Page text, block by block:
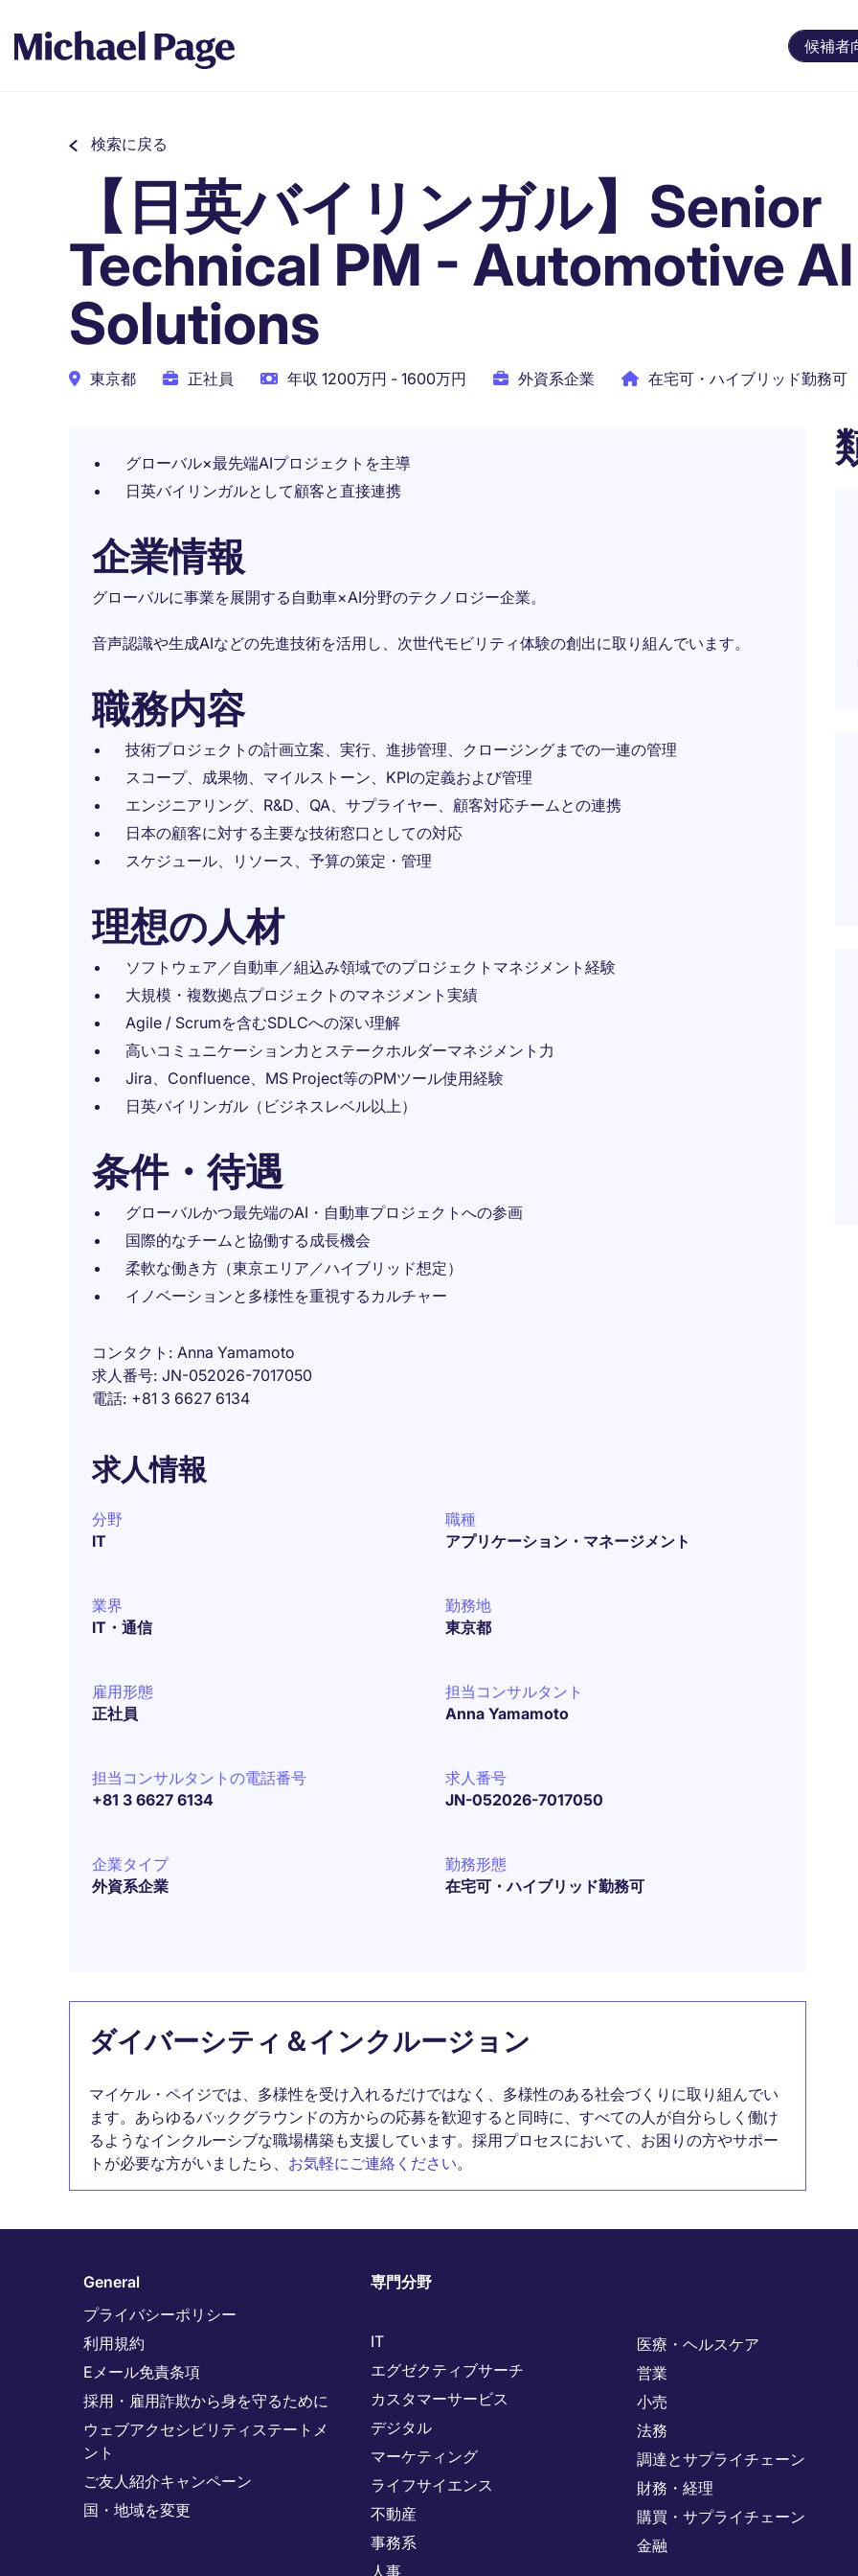
候補者
検索に戻る
【日英バイリンガル】Senior
Technical PM - Automotive AI
Solutions
東京都 正社員 年収 1200万円 - 1600万円 外資系企業 在宅可・ハイブリッド勤務可
グローバル×最先端AIプロジェクトを主導
日英バイリンガルとして顧客と直接連携
企業情報
グローバルに事業を展開する自動車×AI分野のテクノロジー企業。
音声認識や生成AIなどの先進技術を活用し、次世代モビリティ体験の創出に取り組んでいます。
職務内容
技術プロジェクトの計画立案、実行、進捗管理、クロージングまでの一連の管理
スコープ、成果物、マイルストーン、KPIの定義および管理
エンジニアリング、R&D、QA、サプライヤー、顧客対応チームとの連携
日本の顧客に対する主要な技術窓口としての対応
スケジュール、リソース、予算の策定・管理
理想の人材
ソフトウェア／自動車／組込み領域でのプロジェクトマネジメント経験
大規模・複数拠点プロジェクトのマネジメント実績
Agile / Scrumを含むSDLCへの深い理解
高いコミュニケーション力とステークホルダーマネジメント力
Jira、Confluence、MS Project等のPMツール使用経験
日英バイリンガル（ビジネスレベル以上）
条件・待遇
グローバルかつ最先端のAI・自動車プロジェクトへの参画
国際的なチームと協働する成長機会
柔軟な働き方（東京エリア／ハイブリッド想定）
イノベーションと多様性を重視するカルチャー
コンタクト
Anna Yamamoto
求人番号 JN-052026-7017050
電話 +81 3 6627 6134
求人情報
分野
IT
職種
アプリケーション・マネージメント
業界
IT・通信
勤務地
東京都
雇用形態
正社員
担当コンサルタント
Anna Yamamoto
担当コンサルタントの電話番号
+81 3 6627 6134
求人番号
JN-052026-7017050
企業タイプ
外資系企業
勤務形態
在宅可・ハイブリッド勤務可
ダイバーシティ＆インクルージョン
マイケル・ペイジでは、多様性を受け入れるだけではなく、多様性のある社会づくりに取り組んでい
ます。あらゆるバックグラウンドの方からの応募を歓迎すると同時に、すべての人が自分らしく働け
るようなインクルーシブな職場構築も支援しています。採用プロセスにおいて、お困りの方やサポー
トが必要な方がいましたら、 お気軽にご連絡ください。
General
プライバシーポリシー
利用規約
Eメール免責条項
採用・雇用詐欺から身を守るために
ウェブアクセシビリティステートメ
ント
ご友人紹介キャンペーン
国・地域を変更
専門分野
IT
エグゼクティブサーチ
カスタマーサービス
デジタル
マーケティング
ライフサイエンス
不動産
事務系
人事
医療・ヘルスケア
営業
小売
法務
調達とサプライチェーン
財務・経理
購買・サプライチェーン
金融